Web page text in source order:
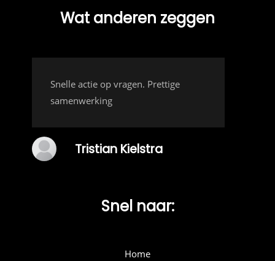
Wat anderen zeggen
Snelle actie op vragen. Prettige
samenwerking
Tristian Kielstra
Snel naar:
Home